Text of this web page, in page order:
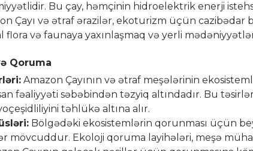
Bu çay, həmçinin hidroelektrik enerji
Çayı və ətraf ərazilər, ekoturizm üçün cazibədar
flora və faunaya yaxınlaşmaq və yerli
Qoruma
Amazon Çayının və ətraf meşələrinin
fəaliyyəti səbəbindən təzyiq altındadır. Bu
təhlükə altına alır.
Bölgədəki ekosistemlərin qorunması üçün
mövcuddur. Ekoloji qoruma layihələri, meşə